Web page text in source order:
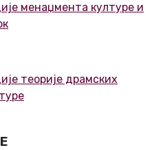
менаџмента културе и
теорије драмских